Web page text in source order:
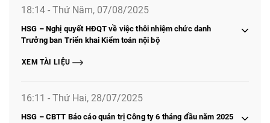
18:14 - Thứ Năm, 07/08/2025
HSG – Nghị quyết HĐQT về việc thôi nhiệm chức danh
Trưởng ban Triển khai Kiểm toán nội bộ
XEM TÀI LIỆU
16:11 - Thứ Hai, 28/07/2025
HSG – CBTT Báo cáo quản trị Công ty 6 tháng đầu năm 2025